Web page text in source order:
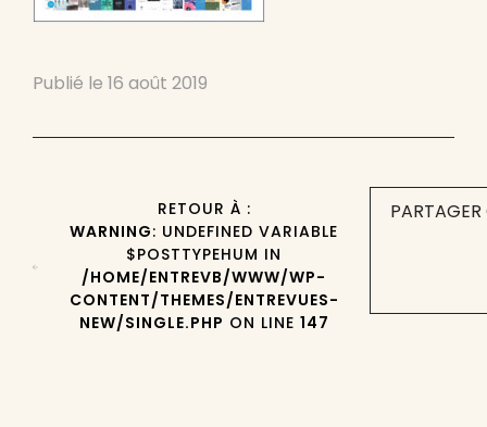
Publié le 16 août 2019
RETOUR À :
WARNING: UNDEFINED VARIABLE
$POSTTYPEHUM IN
/HOME/ENTREVB/WWW/WP-
CONTENT/THEMES/ENTREVUES-
NEW/SINGLE.PHP ON LINE 147